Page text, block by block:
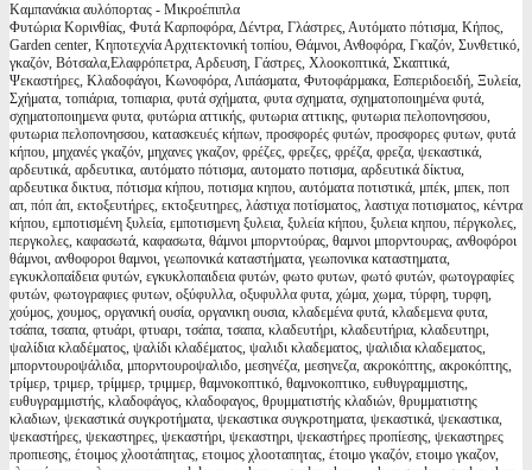
Καμπανάκια αυλόπορτας - Μικροέπιπλα
Φυτώρια Κορινθίας, Φυτά Καρποφόρα, Δέντρα, Γλάστρες, Αυτόματο πότισμα, Κήπος,
Garden center, Κηποτεχνία Αρχιτεκτονική τοπίου, Θάμνοι, Ανθοφόρα, Γκαζόν, Συνθετικό,
γκαζόν, Βότσαλα,Ελαφρόπετρα, Αρδευση, Γάστρες, Χλοοκοπτικά, Σκαπτικά,
Ψεκαστήρες, Κλαδοφάγοι, Κωνοφόρα, Λιπάσματα, Φυτοφάρμακα, Εσπεριδοειδή, Ξυλεία,
Σχήματα, τοπιάρια, τοπιαρια, φυτά σχήματα, φυτα σχηματα, σχηματοποιημένα φυτά,
σχηματοποιημενα φυτα, φυτώρια αττικής, φυτωρια αττικης, φυτωρια πελοπονησσου,
φυτωρια πελοπονησσου, κατασκευές κήπων, προσφορές φυτών, προσφορες φυτων, φυτά
κήπου, μηχανές γκαζόν, μηχανες γκαζον, φρέζες, φρεζες, φρέζα, φρεζα, ψεκαστικά,
αρδευτικά, αρδευτικα, αυτόματο πότισμα, αυτοματο ποτισμα, αρδευτικά δίκτυα,
αρδευτικα δικτυα, πότισμα κήπου, ποτισμα κηπου, αυτόματα ποτιστικά, μπέκ, μπεκ, ποπ
απ, πόπ άπ, εκτοξευτήρες, εκτοξευτηρες, λάστιχα ποτίσματος, λαστιχα ποτισματος, κέντρα
κήπου, εμποτισμένη ξυλεία, εμποτισμενη ξυλεια, ξυλεία κήπου, ξυλεια κηπου, πέργκολες,
περγκολες, καφασωτά, καφασωτα, θάμνοι μπορντούρας, θαμνοι μπορντουρας, ανθοφόροι
θάμνοι, ανθοφοροι θαμνοι, γεωπονικά καταστήματα, γεωπονικα καταστηματα,
εγκυκλοπαίδεια φυτών, εγκυκλοπαιδεια φυτών, φωτο φυτων, φωτό φυτών, φωτογραφίες
φυτών, φωτογραφιες φυτων, οξύφυλλα, οξυφυλλα φυτα, χώμα, χωμα, τύρφη, τυρφη,
χούμος, χουμος, οργανική ουσία, οργανικη ουσια, κλαδεμένα φυτά, κλαδεμενα φυτα,
τσάπα, τσαπα, φτυάρι, φτυαρι, τσάπα, τσαπα, κλαδευτήρι, κλαδευτήρια, κλαδευτηρι,
ψαλίδια κλαδέματος, ψαλίδι κλαδέματος, ψαλιδι κλαδεματος, ψαλιδια κλαδεματος,
μπορντουροψάλιδα, μπορντουροψαλιδο, μεσηνέζα, μεσηνεζα, ακροκόπτης, ακροκόπτης,
τρίμερ, τριμερ, τρίμμερ, τριμμερ, θαμνοκοπτικό, θαμνοκοπτικο, ευθυγραμμιστης,
ευθυγραμμιστής, κλαδοφάγος, κλαδοφαγος, θρυμματιστής κλαδιών, θρυμματιστης
κλαδιων, ψεκαστικά συγκροτήματα, ψεκαστικα συγκροτηματα, ψεκαστικά, ψεκαστικα,
ψεκαστήρες, ψεκαστηρες, ψεκαστήρι, ψεκαστηρι, ψεκαστήρες προπίεσης, ψεκαστηρες
προπιεσης, έτοιμος χλοοτάπητας, ετοιμος χλοοταπητας, έτοιμο γκαζόν, ετοιμο γκαζον,